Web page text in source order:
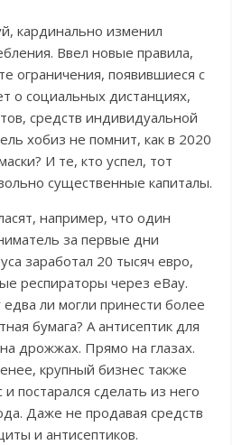
кардинально изменил
Ввел новые правила,
ограничения, появившиеся с
о социальных дистанциях,
средств индивидуальной
хобиз не помнит, как в 2020
И те, кто успел, тот
существенные капиталы.
например, что один
за первые дни
заработал 20 тысяч евро,
респираторы через eBay.
ли могли принести более
бумага? А антисептик для
дрожжах. Прямо на глазах.
крупный бизнес также
постарался сделать из него
Даже не продавая средств
и антисептиков.